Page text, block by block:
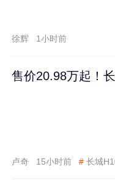
徐辉 1小时前
售价20.98万起！
卢奇 15小时前 # 长城